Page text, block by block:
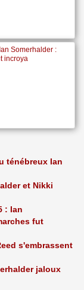
Somerhalder :
incroya
ténébreux Ian
et Nikki
: Ian
fut
s'embrassent
jaloux